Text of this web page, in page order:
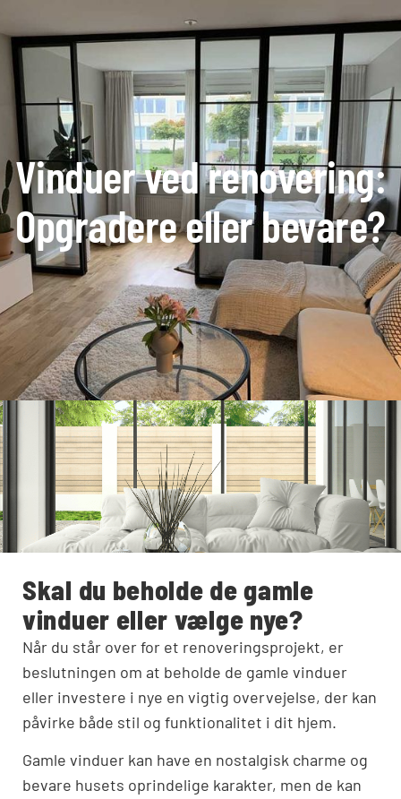
Vinduer ved renovering:
Opgradere eller bevare?
Skal du beholde de gamle
vinduer eller vælge nye?
Når du står over for et renoveringsprojekt, er
beslutningen om at beholde de gamle vinduer
eller investere i nye en vigtig overvejelse, der kan
påvirke både stil og funktionalitet i dit hjem.
Gamle vinduer kan have en nostalgisk charme og
bevare husets oprindelige karakter, men de kan